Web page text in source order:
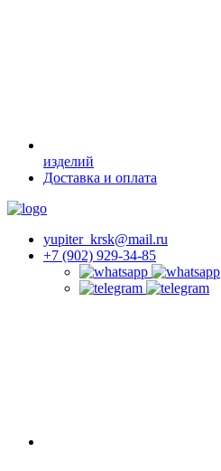
изделий
Доставка и оплата
yupiter_krsk@mail.ru
+7 (902) 929-34-85